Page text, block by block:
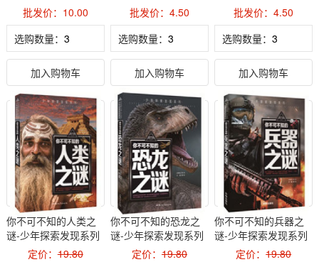
批发价：10.00
选购数量：
加入购物车
批发价：4.50
选购数量：
加入购物车
批发价：4.50
选购数量：
加入购物车
你不可不知的人类之
谜-少年探索发现系列
定价：19.80
你不可不知的恐龙之
谜-少年探索发现系列
定价： 19.80
你不可不知的兵器之
谜-少年探索发现系列
定价：19.80